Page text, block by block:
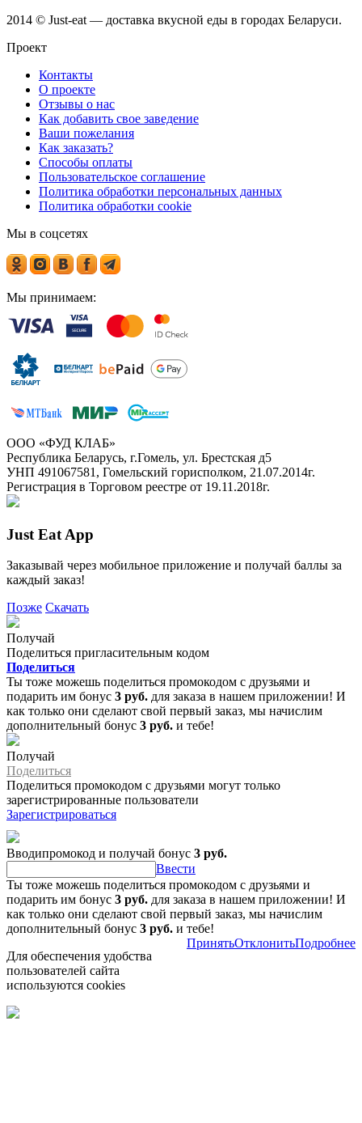
2014 © Just-eat — доставка вкусной еды в городах Беларуси.
Проект
Контакты
О проекте
Отзывы о нас
Как добавить свое заведение
Ваши пожелания
Как заказать?
Способы оплаты
Пользовательское соглашение
Политика обработки персональных данных
Политика обработки cookie
Мы в соцсетях
Мы принимаем:
ООО «ФУД КЛАБ»
Республика Беларусь, г.Гомель, ул. Брестская д5
УНП 491067581, Гомельский горисполком, 21.07.2014г.
Регистрация в Торговом реестре от 19.11.2018г.
Just Eat App
Заказывай через мобильное приложение и получай баллы за
каждый заказ!
Позже Скачать
Получай
Поделиться пригласительным кодом
Поделиться
Ты тоже можешь поделиться промокодом с друзьями и
подарить им бонус 3 руб. для заказа в нашем приложении! И
как только они сделают свой первый заказ, мы начислим
дополнительный бонус 3 руб. и тебе!
Получай
Поделиться
Поделиться промокодом с друзьями могут только
зарегистрированные пользователи
Зарегистрироваться
Вводипромокод и получай бонус 3 руб.
Ввести
Ты тоже можешь поделиться промокодом с друзьями и
подарить им бонус 3 руб. для заказа в нашем приложении! И
как только они сделают свой первый заказ, мы начислим
дополнительный бонус 3 руб. и тебе!
Для обеспечения удобства
пользователей сайта
используются cookies
ПринятьОтклонитьПодробнее